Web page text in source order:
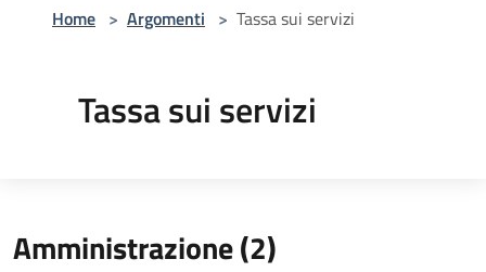
Home > Argomenti > Tassa sui servizi
Tassa sui servizi
Amministrazione (2)